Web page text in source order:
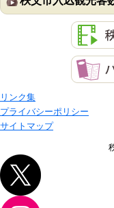
リンク集
プライバシーポリシー
サイトマップ